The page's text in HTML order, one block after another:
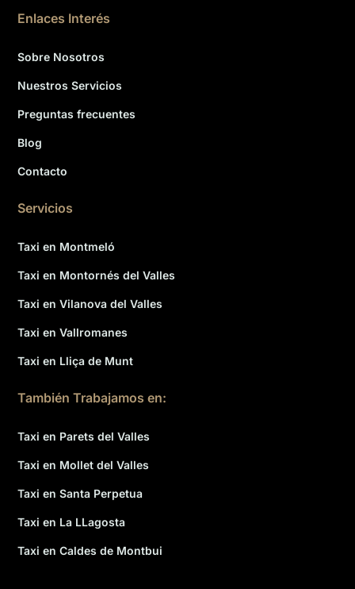
Enlaces Interés
Sobre Nosotros
Nuestros Servicios
Preguntas frecuentes
Blog
Contacto
Servicios
Taxi en Montmeló
Taxi en Montornés del Valles
Taxi en Vilanova del Valles
Taxi en Vallromanes
Taxi en Lliça de Munt
También Trabajamos en:
Taxi en Parets del Valles
Taxi en Mollet del Valles
Taxi en Santa Perpetua
Taxi en La LLagosta
Taxi en Caldes de Montbui